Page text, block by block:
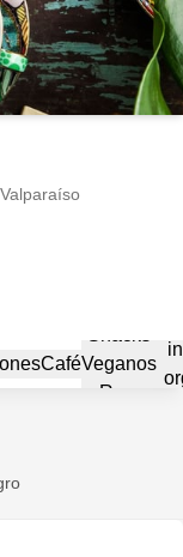
CaféVeganos
Raw